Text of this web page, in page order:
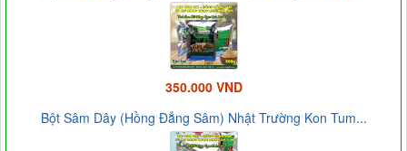
350.000 VND
Bột Sâm Dây (Hồng Đẳng Sâm) Nhật Trường Kon Tum...